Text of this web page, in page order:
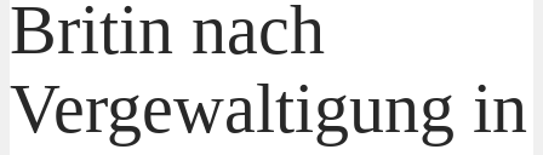
Britin nach
Vergewaltigung in